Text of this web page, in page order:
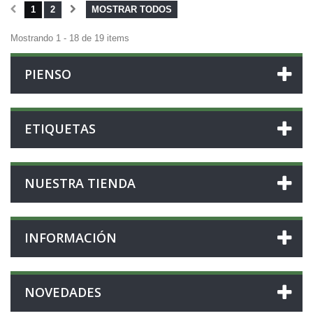
MOSTRAR TODOS
1 2
Mostrando 1 - 18 de 19 items
PIENSO
ETIQUETAS
NUESTRA TIENDA
INFORMACIÓN
NOVEDADES